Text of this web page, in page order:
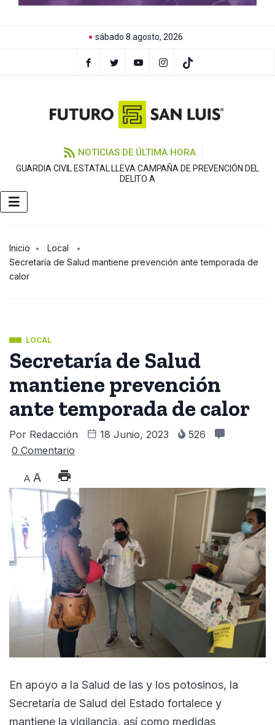
sábado 8 agosto, 2026
NOTICIAS DE ÚLTIMA HORA
GUARDIA CIVIL ESTATAL LLEVA CAMPAÑA DE PREVENCIÓN DEL
DELITO A
Inicio
Local
Secretaría de Salud mantiene prevención ante temporada de
calor
LOCAL
Secretaría de Salud
mantiene prevención
ante temporada de calor
Por Redacción 18 Junio, 2023
526
0 Comentario
A A
En apoyo a la Salud de las y los potosinos, la
Secretaría de Salud del Estado fortalece y
mantiene la vigilancia, así como medidas